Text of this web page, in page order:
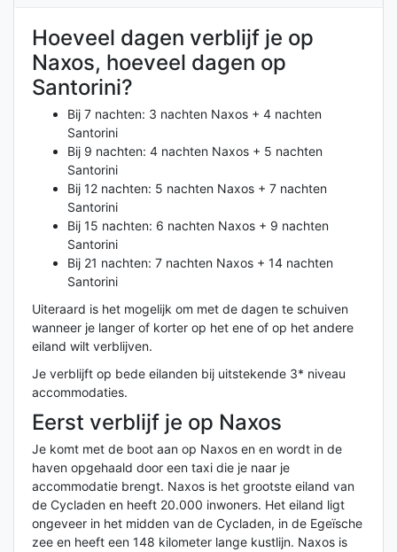
Hoeveel dagen verblijf je op
Naxos, hoeveel dagen op
Santorini?
Bij 7 nachten: 3 nachten Naxos + 4 nachten
Santorini
Bij 9 nachten: 4 nachten Naxos + 5 nachten
Santorini
Bij 12 nachten: 5 nachten Naxos + 7 nachten
Santorini
Bij 15 nachten: 6 nachten Naxos + 9 nachten
Santorini
Bij 21 nachten: 7 nachten Naxos + 14 nachten
Santorini
Uiteraard is het mogelijk om met de dagen te schuiven
wanneer je langer of korter op het ene of op het andere
eiland wilt verblijven.
Je verblijft op bede eilanden bij uitstekende 3* niveau
accommodaties.
Eerst verblijf je op Naxos
Je komt met de boot aan op Naxos en en wordt in de
haven opgehaald door een taxi die je naar je
accommodatie brengt. Naxos is het grootste eiland van
de Cycladen en heeft 20.000 inwoners. Het eiland ligt
ongeveer in het midden van de Cycladen, in de Egeïsche
zee en heeft een 148 kilometer lange kustlijn. Naxos is